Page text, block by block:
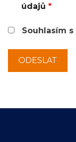
údajů *
Souhlasím s